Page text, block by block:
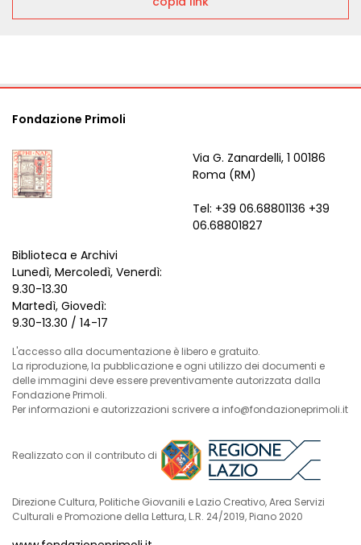
Fondazione Primoli
Via G. Zanardelli, 1 00186
Roma (RM)
Tel: +39 06.68801136 +39
06.68801827
Biblioteca e Archivi
Lunedì, Mercoledì, Venerdì:
9.30-13.30
Martedì, Giovedì:
9.30-13.30 / 14-17
L'accesso alla documentazione è libero e gratuito.
La riproduzione, la pubblicazione e ogni utilizzo dei documenti e
delle immagini deve essere preventivamente autorizzata dalla
Fondazione Primoli.
Per informazioni e autorizzazioni scrivere a info@fondazioneprimoli.it
Realizzato con il contributo di
Direzione Cultura, Politiche Giovanili e Lazio Creativo, Area Servizi
Culturali e Promozione della Lettura, L.R. 24/2019, Piano 2020